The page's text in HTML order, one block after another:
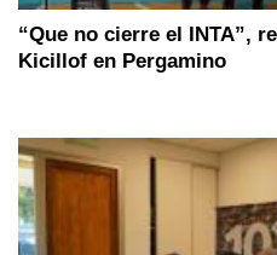
“Que no cierre el INTA”,
Kicillof en Pergamino